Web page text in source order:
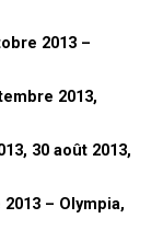
2013 –
2013,
30 août 2013,
– Olympia,